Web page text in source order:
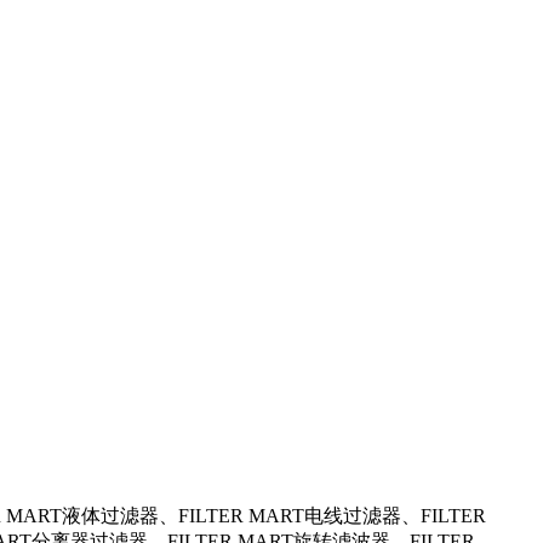
液体过滤器、FILTER MART电线过滤器、FILTER